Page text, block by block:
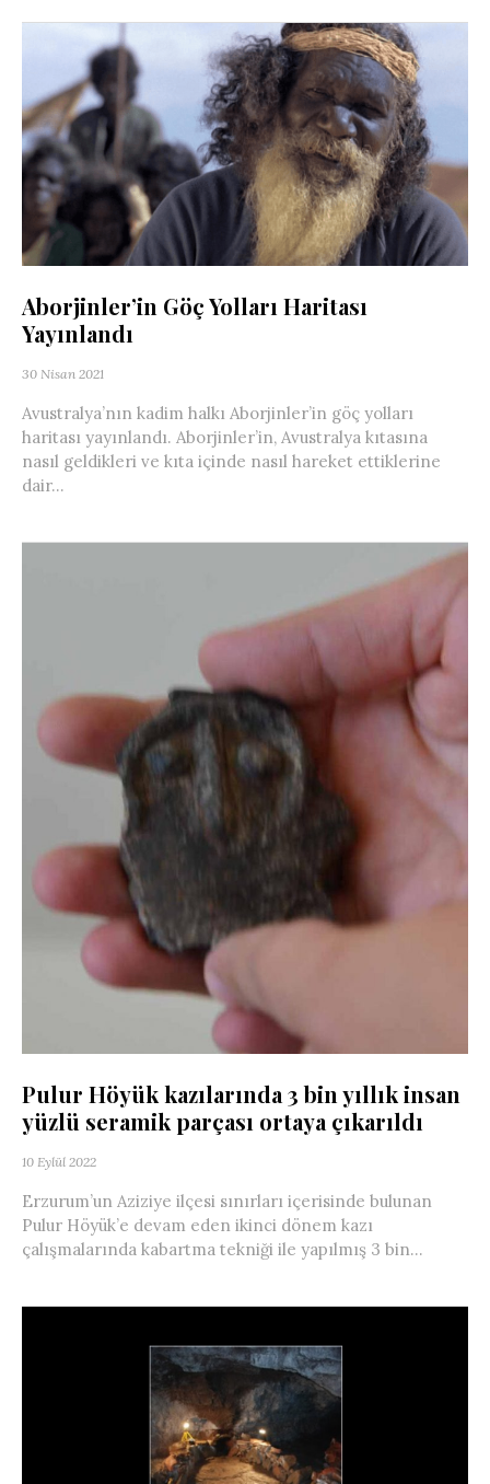
Aborjinler’in Göç Yolları Haritası
Yayınlandı
30 Nisan 2021
Avustralya’nın kadim halkı Aborjinler’in göç yolları
haritası yayınlandı. Aborjinler’in, Avustralya kıtasına
nasıl geldikleri ve kıta içinde nasıl hareket ettiklerine
dair...
Pulur Höyük kazılarında 3 bin yıllık insan
yüzlü seramik parçası ortaya çıkarıldı
10 Eylül 2022
Erzurum’un Aziziye ilçesi sınırları içerisinde bulunan
Pulur Höyük’e devam eden ikinci dönem kazı
çalışmalarında kabartma tekniği ile yapılmış 3 bin...